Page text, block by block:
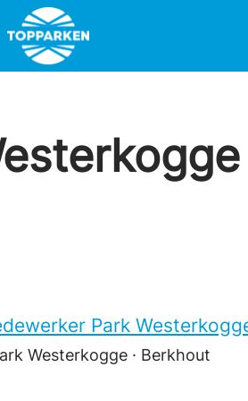
Park
Westerkogge · Berkhout